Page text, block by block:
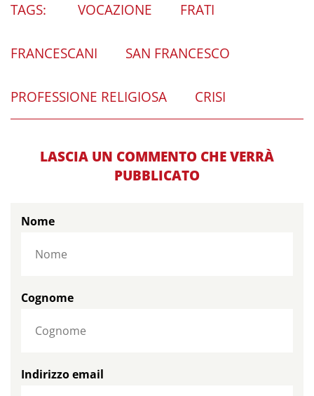
TAGS: VOCAZIONE FRATI
FRANCESCANI SAN FRANCESCO
PROFESSIONE RELIGIOSA CRISI
LASCIA UN COMMENTO CHE VERRÀ
PUBBLICATO
Nome
Cognome
Indirizzo email